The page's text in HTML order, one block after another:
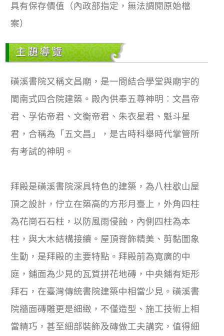
具有保存價值（內政部指定，無法調閱原始檔
案）
主題導覽
磺溪書院又稱文昌廟，是一間結合學堂與廟宇的
閩南式四合院建築。殿內供奉五尊神明︰文昌帝
君、孚佑帝君、文衡帝君、朱衣星君、魁斗星
君，合稱為「五文昌」，是古時科舉時代掌管所
有考試的神明。
拜殿是磺溪書院深具特色的建築，為八柱歇山屋
頂之設計，佇立在築高的方形月臺上，外角四柱
為花崗石石柱，以防風雨侵蝕，內側四柱為本
柱，與大木結構接續。屋頂脊飾精美、剪黏圖象
生動，是拜殿的主要特點。拜殿前為寬廣的中
庭，鋪面為少見的瓦質拼花地磚，中央鋪有矩形
拜石，在臺灣傳統書院建築中相當少見。磺溪書
院牆面磚雕更是細緻，不僅造型、施工技術上相
當精巧，甚至細部裝飾及磚做工夫講究，值得細